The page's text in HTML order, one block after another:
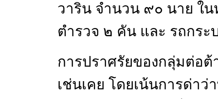
วาริน จำนวน ๙๐ นาย ใ
ตำรวจ ๒ คัน และ รถกร
การปราศรัยของกลุ่มต่อต้
เช่นเคย โดยเน้นการด่า